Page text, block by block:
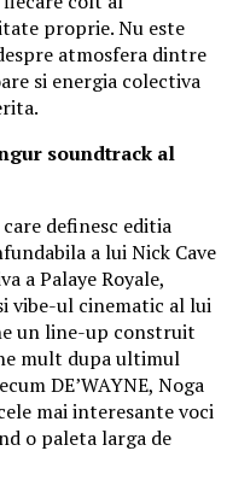
proprie. Nu este
atmosfera dintre
si energia colectiva
soundtrack al
definesc editia
a lui Nick Cave
a Palaye Royale,
vibe-ul cinematic al lui
un line-up construit
mult dupa ultimul
DE’WAYNE, Noga
mai interesante voci
o paleta larga de